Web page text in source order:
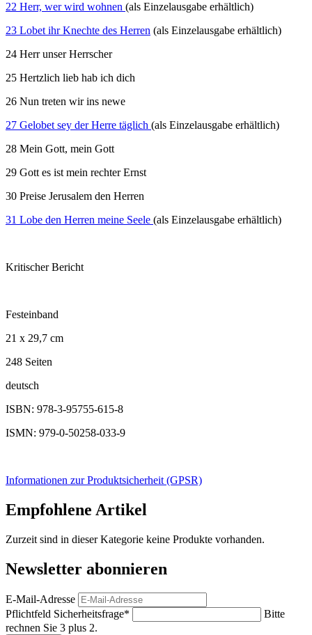
22 Herr, wer wird wohnen (als Einzelausgabe erhältlich)
23 Lobet ihr Knechte des Herren (als Einzelausgabe erhältlich)
24 Herr unser Herrscher
25 Hertzlich lieb hab ich dich
26 Nun treten wir ins newe
27 Gelobet sey der Herre täglich (als Einzelausgabe erhältlich)
28 Mein Gott, mein Gott
29 Gott es ist mein rechter Ernst
30 Preise Jerusalem den Herren
31 Lobe den Herren meine Seele (als Einzelausgabe erhältlich)
Kritischer Bericht
Festeinband
21 x 29,7 cm
248 Seiten
deutsch
ISBN: 978-3-95755-615-8
ISMN: 979-0-50258-033-9
Informationen zur Produktsicherheit (GPSR)
Empfohlene Artikel
Zurzeit sind in dieser Kategorie keine Produkte vorhanden.
Newsletter abonnieren
E-Mail-Adresse
Pflichtfeld Sicherheitsfrage*
Bitte
rechnen Sie 3 plus 2.